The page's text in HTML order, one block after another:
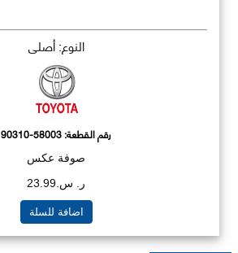
النوع: أصلي
رقم القطعة:90310-58003
صوفة عكس
ر. س.23.99
اضافة للسلة